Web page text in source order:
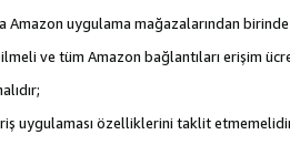
Amazon uygulama mağazalarından birinde
ve tüm Amazon bağlantıları erişim
uygulaması özelliklerini taklit